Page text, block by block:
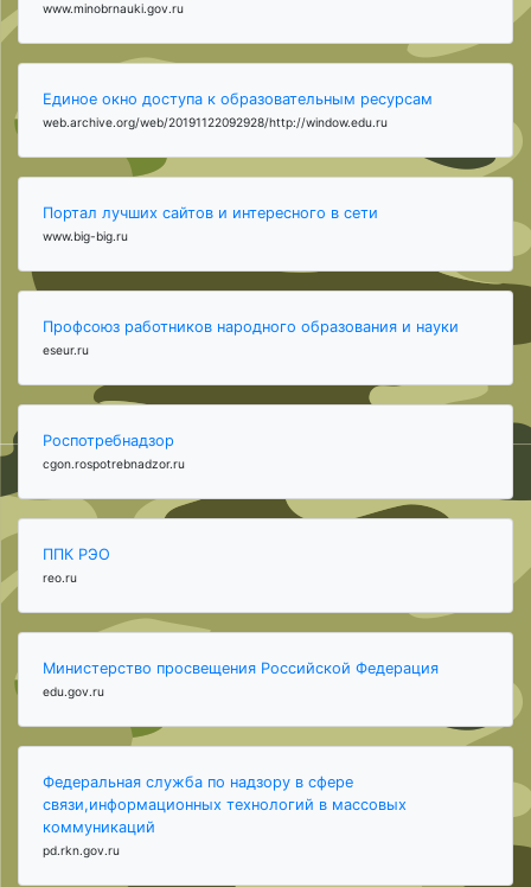
www.minobrnauki.gov.ru
Единое окно доступа к образовательным ресурсам
web.archive.org/web/20191122092928/http://window.edu.ru
Портал лучших сайтов и интересного в сети
www.big-big.ru
Профсоюз работников народного образования и науки
eseur.ru
Роспотребнадзор
cgon.rospotrebnadzor.ru
ППК РЭО
reo.ru
Министерство просвещения Российской Федерация
edu.gov.ru
Федеральная служба по надзору в сфере
связи,информационных технологий в массовых
коммуникаций
pd.rkn.gov.ru